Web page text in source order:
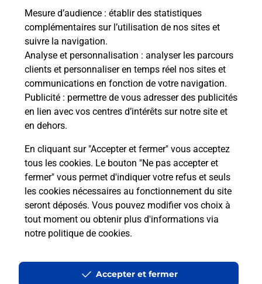
Mesure d’audience : établir des statistiques
complémentaires sur l’utilisation de nos sites et
suivre la navigation.
Analyse et personnalisation : analyser les parcours
clients et personnaliser en temps réel nos sites et
communications en fonction de votre navigation.
Publicité : permettre de vous adresser des publicités
en lien avec vos centres d’intérêts sur notre site et
en dehors.
En cliquant sur "Accepter et fermer" vous acceptez
tous les cookies. Le bouton "Ne pas accepter et
fermer" vous permet d'indiquer votre refus et seuls
les cookies nécessaires au fonctionnement du site
seront déposés. Vous pouvez modifier vos choix à
tout moment ou obtenir plus d'informations via
notre politique de cookies.
Accepter et fermer
À quel âge peut-on passer le code de
la route ?
En Savoir Plus sur Sarzeau
SARZEAU
SARZEAU
Accessibilité : partiellement conforme